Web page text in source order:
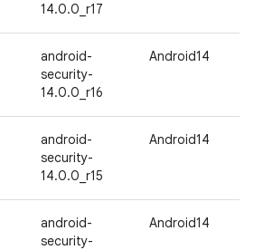
14.0.0_r17
android-
security-
14.0.0_r16
Android14
android-
security-
14.0.0_r15
Android14
android-
security-
Android14